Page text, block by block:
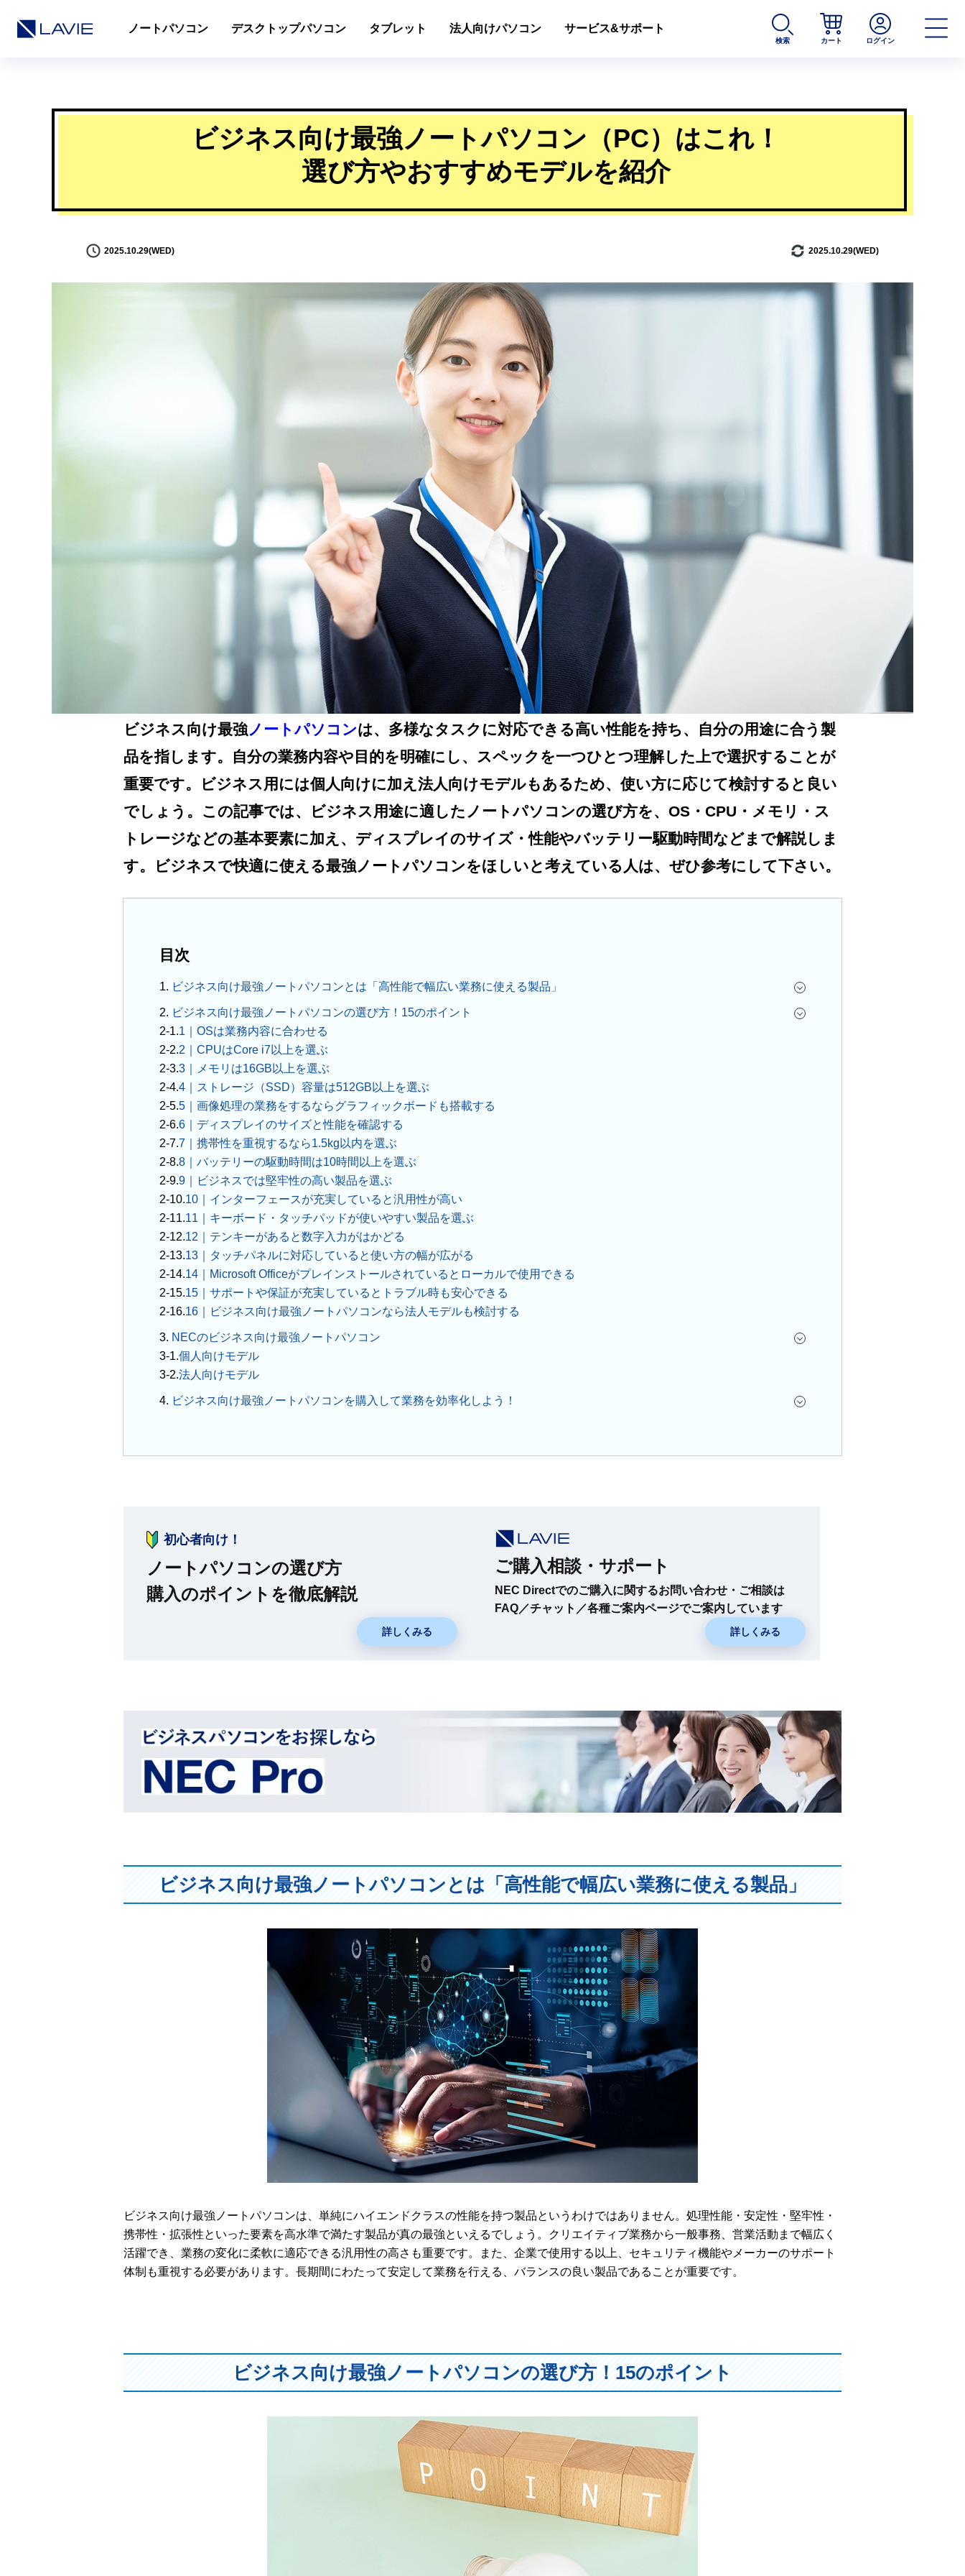
ノートパソコン デスクトップパソコン タブレット 法人向けパソコン サービス&サポート
検索 カート ログイン
ビジネス向け最強ノートパソコン（PC）はこれ！
選び方やおすすめモデルを紹介
2025.10.29(WED) 2025.10.29(WED)
ビジネス向け最強ノートパソコンは、多様なタスクに対応できる高い性能を持ち、自分の用途に合う製
品を指します。自分の業務内容や目的を明確にし、スペックを一つひとつ理解した上で選択することが
重要です。ビジネス用には個人向けに加え法人向けモデルもあるため、使い方に応じて検討すると良い
でしょう。この記事では、ビジネス用途に適したノートパソコンの選び方を、OS・CPU・メモリ・ス
トレージなどの基本要素に加え、ディスプレイのサイズ・性能やバッテリー駆動時間などまで解説しま
す。ビジネスで快適に使える最強ノートパソコンをほしいと考えている人は、ぜひ参考にして下さい。
目次
1. ビジネス向け最強ノートパソコンとは「高性能で幅広い業務に使える製品」
2. ビジネス向け最強ノートパソコンの選び方！15のポイント
1｜OSは業務内容に合わせる
2｜CPUはCore i7以上を選ぶ
3｜メモリは16GB以上を選ぶ
4｜ストレージ（SSD）容量は512GB以上を選ぶ
5｜画像処理の業務をするならグラフィックボードも搭載する
6｜ディスプレイのサイズと性能を確認する
7｜携帯性を重視するなら1.5kg以内を選ぶ
8｜バッテリーの駆動時間は10時間以上を選ぶ
9｜ビジネスでは堅牢性の高い製品を選ぶ
10｜インターフェースが充実していると汎用性が高い
11｜キーボード・タッチパッドが使いやすい製品を選ぶ
12｜テンキーがあると数字入力がはかどる
13｜タッチパネルに対応していると使い方の幅が広がる
14｜Microsoft Officeがプレインストールされているとローカルで使用できる
15｜サポートや保証が充実しているとトラブル時も安心できる
16｜ビジネス向け最強ノートパソコンなら法人モデルも検討する
3. NECのビジネス向け最強ノートパソコン
個人向けモデル
法人向けモデル
4. ビジネス向け最強ノートパソコンを購入して業務を効率化しよう！
初心者向け！
ノートパソコンの選び方
購入のポイントを徹底解説
詳しくみる
ご購入相談・サポート
NEC Directでのご購入に関するお問い合わせ・ご相談は
FAQ／チャット／各種ご案内ページでご案内しています
詳しくみる
ビジネス向け最強ノートパソコンとは「高性能で幅広い業務に使える製品」
ビジネス向け最強ノートパソコンは、単純にハイエンドクラスの性能を持つ製品というわけではありません。処理性能・安定性・堅牢性・
携帯性・拡張性といった要素を高水準で満たす製品が真の最強といえるでしょう。クリエイティブ業務から一般事務、営業活動まで幅広く
活躍でき、業務の変化に柔軟に適応できる汎用性の高さも重要です。また、企業で使用する以上、セキュリティ機能やメーカーのサポート
体制も重視する必要があります。長期間にわたって安定して業務を行える、バランスの良い製品であることが重要です。
ビジネス向け最強ノートパソコンの選び方！15のポイント